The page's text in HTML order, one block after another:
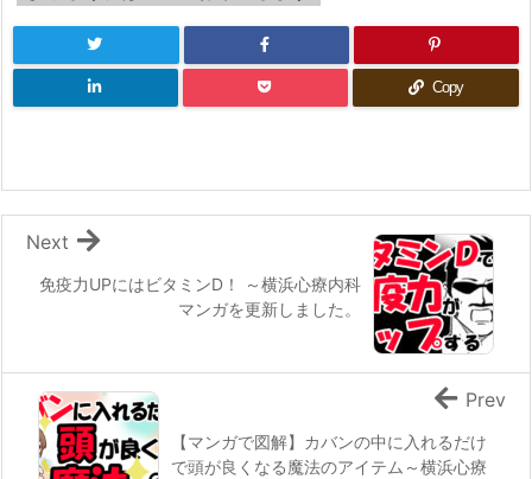
Copy
免疫力UPにはビタミンD！ ～横浜心療内科
マンガを更新しました。
Next
【マンガで図解】カバンの中に入れるだけ
で頭が良くなる魔法のアイテム～横浜心療
Prev